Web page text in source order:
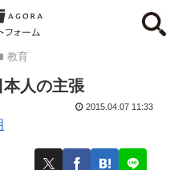
教育
人の主張
2015.04.07 11:33